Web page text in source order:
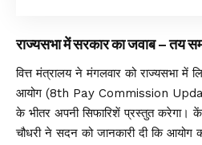
राज्यसभा में सरकार का जवाब – तय
वित्त मंत्रालय ने मंगलवार को राज्यसभा में
आयोग (8th Pay Commission Update
के भीतर अपनी सिफारिशें प्रस्तुत करेगा।
चौधरी ने सदन को जानकारी दी कि आयोग